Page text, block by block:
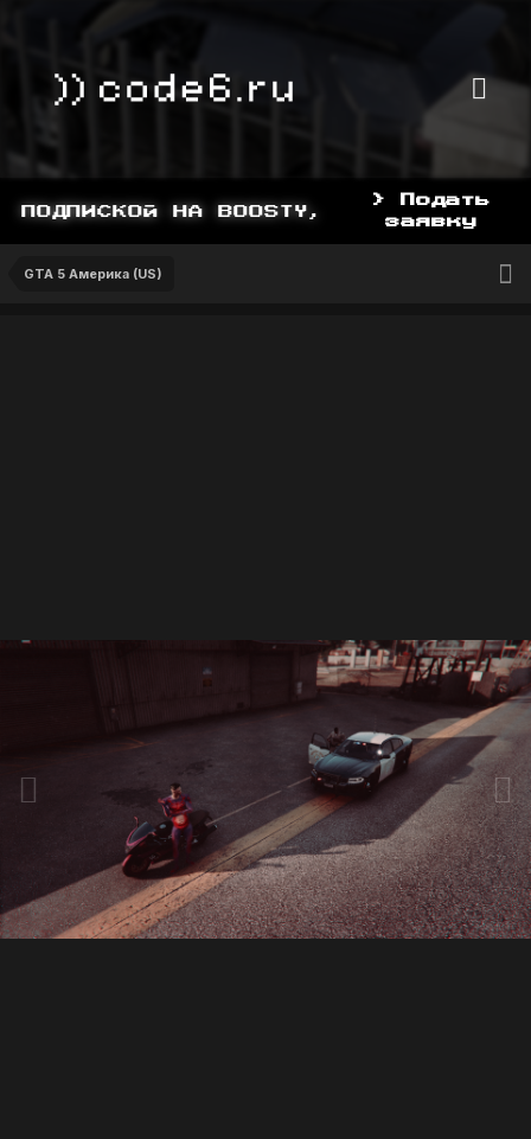
НА BOOSTY, BOOSTY.TO/YDDY
> Подать
заявку
GTA 5 Америка (US)